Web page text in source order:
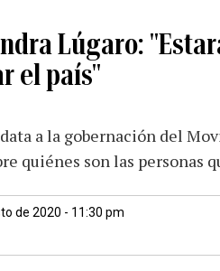
Lúgaro:
el país"
a la gobernación del
quiénes son las personas
de 2020 - 11:30 pm